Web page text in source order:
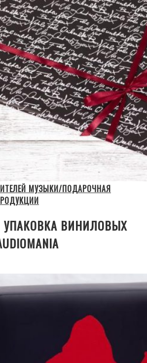
МУЗЫКИ/ПОДАРОЧНАЯ
ВИНИЛОВЫХ